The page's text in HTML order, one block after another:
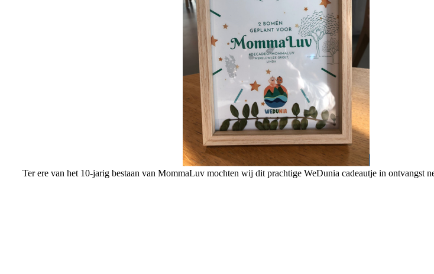
Ter ere van het 10-jarig bestaan van MommaLuv mochten wij dit prachtige WeDunia cadeautje in ontvangst